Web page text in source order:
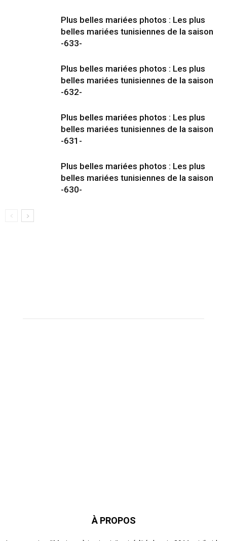
Plus belles mariées photos : Les plus
belles mariées tunisiennes de la saison
-633-
Plus belles mariées photos : Les plus
belles mariées tunisiennes de la saison
-632-
Plus belles mariées photos : Les plus
belles mariées tunisiennes de la saison
-631-
Plus belles mariées photos : Les plus
belles mariées tunisiennes de la saison
-630-
À PROPOS